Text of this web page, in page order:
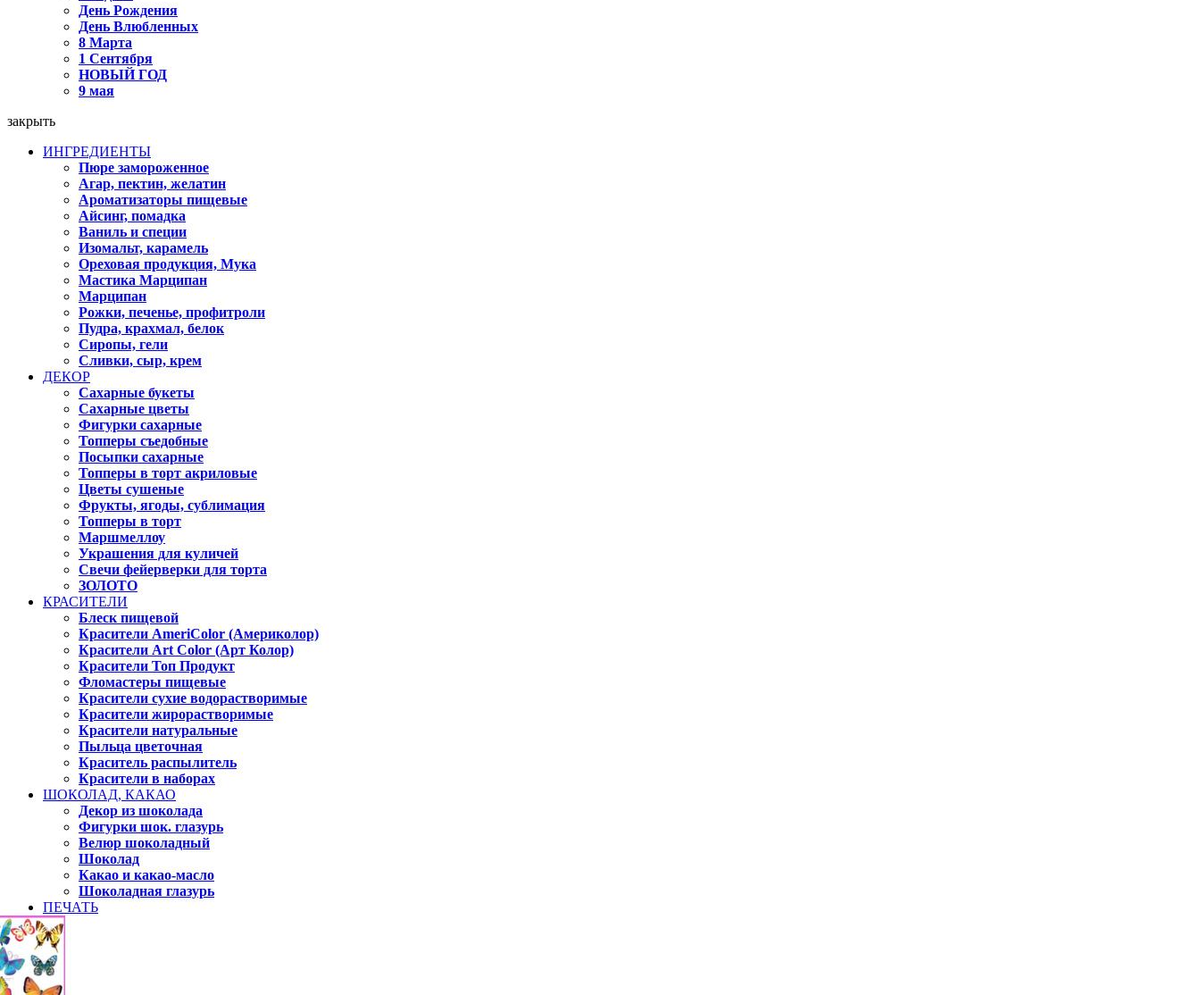
День Рождения
День Влюбленных
8 Марта
1 Сентября
НОВЫЙ ГОД
9 мая
закрыть
ИНГРЕДИЕНТЫ
Пюре замороженное
Агар, пектин, желатин
Ароматизаторы пищевые
Айсинг, помадка
Ваниль и специи
Изомальт, карамель
Ореховая продукция, Мука
Мастика Марципан
Марципан
Рожки, печенье, профитроли
Пудра, крахмал, белок
Сиропы, гели
Сливки, сыр, крем
ДЕКОР
Сахарные букеты
Сахарные цветы
Фигурки сахарные
Топперы съедобные
Посыпки сахарные
Топперы в торт акриловые
Цветы сушеные
Фрукты, ягоды, сублимация
Топперы в торт
Маршмеллоу
Украшения для куличей
Свечи фейерверки для торта
ЗОЛОТО
КРАСИТЕЛИ
Блеск пищевой
Красители AmeriColor (Америколор)
Красители Art Color (Арт Колор)
Красители Топ Продукт
Фломастеры пищевые
Красители сухие водорастворимые
Красители жирорастворимые
Красители натуральные
Пыльца цветочная
Краситель распылитель
Красители в наборах
ШОКОЛАД, КАКАО
Декор из шоколада
Фигурки шок. глазурь
Велюр шоколадный
Шоколад
Какао и какао-масло
Шоколадная глазурь
ПЕЧАТЬ